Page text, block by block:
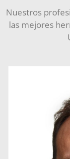
Nuestros
las mejores